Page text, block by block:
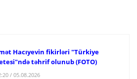
Hacıyevin fikirləri "Türkiye
təhrif olunub (FOTO)
/ 05.08.2026